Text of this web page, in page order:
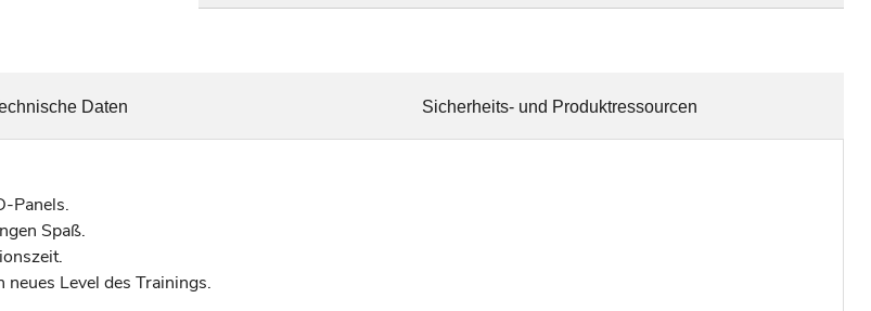
Panels.
Spaß.
Level des Trainings.
Daten Sicherheits- und Produktressourcen